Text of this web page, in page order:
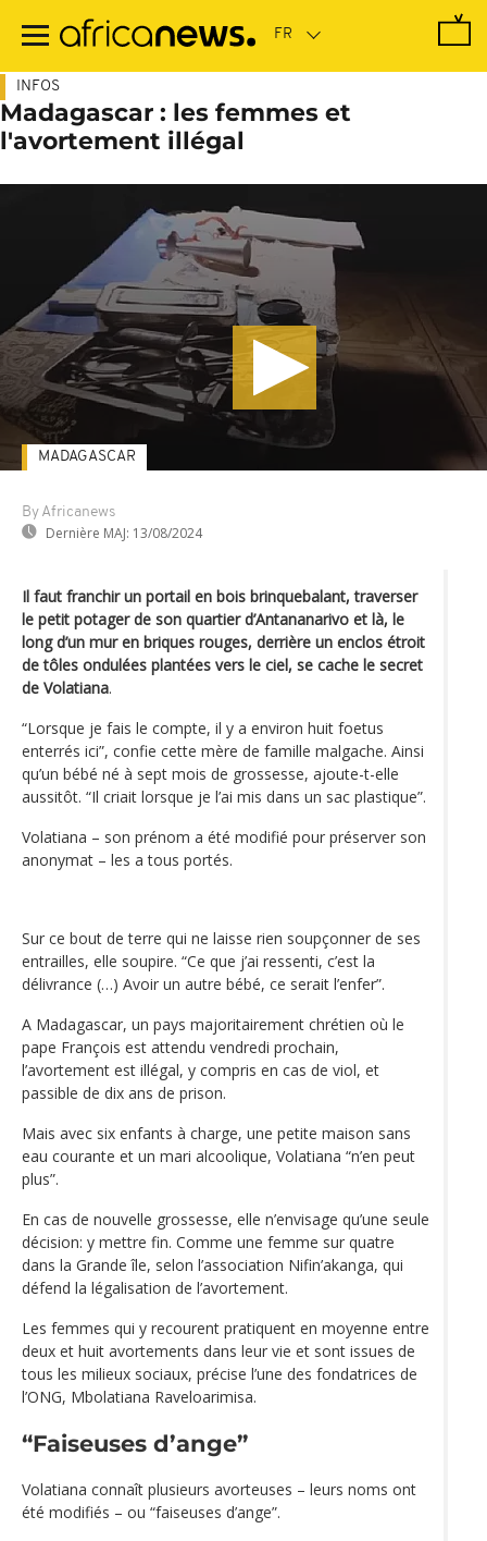
contenu
INFOS
Madagascar : les femmes et
l'avortement illégal
By Africanews
Dernière MAJ: 13/08/2024
MADAGASCAR
Il faut franchir un portail en bois brinquebalant, traverser
le petit potager de son quartier d’Antananarivo et là, le
long d’un mur en briques rouges, derrière un enclos étroit
de tôles ondulées plantées vers le ciel, se cache le secret
de Volatiana.
“Lorsque je fais le compte, il y a environ huit foetus
enterrés ici”, confie cette mère de famille malgache. Ainsi
qu’un bébé né à sept mois de grossesse, ajoute-t-elle
aussitôt. “Il criait lorsque je l’ai mis dans un sac plastique”.
Volatiana – son prénom a été modifié pour préserver son
anonymat – les a tous portés.
Sur ce bout de terre qui ne laisse rien soupçonner de ses
entrailles, elle soupire. “Ce que j’ai ressenti, c’est la
délivrance (…) Avoir un autre bébé, ce serait l’enfer”.
A Madagascar, un pays majoritairement chrétien où le
pape François est attendu vendredi prochain,
l’avortement est illégal, y compris en cas de viol, et
passible de dix ans de prison.
Mais avec six enfants à charge, une petite maison sans
eau courante et un mari alcoolique, Volatiana “n’en peut
plus”.
En cas de nouvelle grossesse, elle n’envisage qu’une seule
décision: y mettre fin. Comme une femme sur quatre
dans la Grande île, selon l’association Nifin’akanga, qui
défend la légalisation de l’avortement.
Les femmes qui y recourent pratiquent en moyenne entre
deux et huit avortements dans leur vie et sont issues de
tous les milieux sociaux, précise l’une des fondatrices de
l’ONG, Mbolatiana Raveloarimisa.
“Faiseuses d’ange”
Volatiana connaît plusieurs avorteuses – leurs noms ont
été modifiés – ou “faiseuses d’ange”.